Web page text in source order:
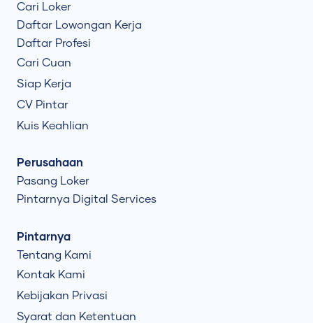
Cari Loker
Daftar Lowongan Kerja
Daftar Profesi
Cari Cuan
Siap Kerja
CV Pintar
Kuis Keahlian
Perusahaan
Pasang Loker
Pintarnya Digital Services
Pintarnya
Tentang Kami
Kontak Kami
Kebijakan Privasi
Syarat dan Ketentuan